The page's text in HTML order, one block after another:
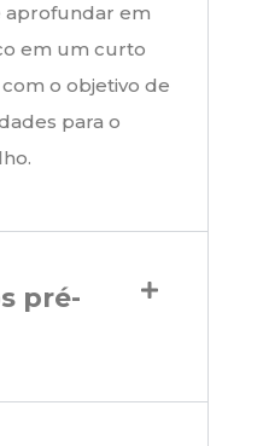
aprofundar em
em um curto
o objetivo de
para o
pré-